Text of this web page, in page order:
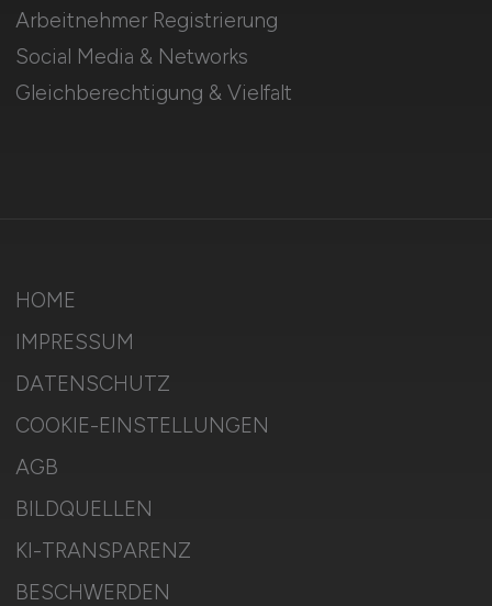
Arbeitnehmer Registrierung
Social Media & Networks
Gleichberechtigung & Vielfalt
HOME
IMPRESSUM
DATENSCHUTZ
COOKIE-EINSTELLUNGEN
AGB
BILDQUELLEN
KI-TRANSPARENZ
BESCHWERDEN